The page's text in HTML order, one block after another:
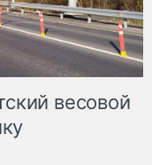
весовой